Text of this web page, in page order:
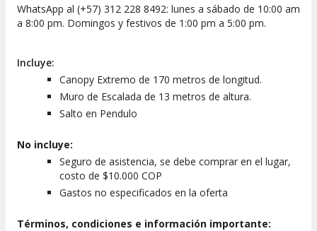
WhatsApp al (+57) 312 228 8492: lunes a sábado de 10:00 am
a 8:00 pm. Domingos y festivos de 1:00 pm a 5:00 pm.
Incluye:
Canopy Extremo de 170 metros de longitud.
Muro de Escalada de 13 metros de altura.
Salto en Pendulo
No incluye:
Seguro de asistencia, se debe comprar en el lugar,
costo de $10.000 COP
Gastos no especificados en la oferta
Términos, condiciones e información importante: